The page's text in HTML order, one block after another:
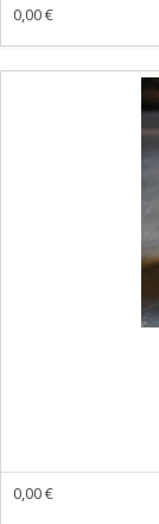
0,00 €
0,00 €